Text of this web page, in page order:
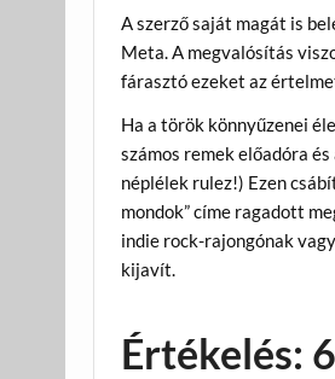
A szerző saját magát is
Meta. A megvalósítás
fárasztó ezeket az
Ha a török könnyűzenei
számos remek előadóra
néplélek rulez!) Ezen
mondok” címe ragadott
indie rock-rajongónak
kijavít.
Értékelés: